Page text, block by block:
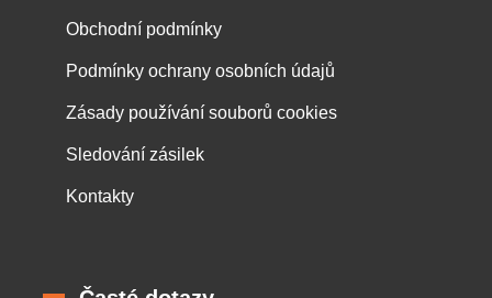
Obchodní podmínky
Podmínky ochrany osobních údajů
Zásady používání souborů cookies
Sledování zásilek
Kontakty